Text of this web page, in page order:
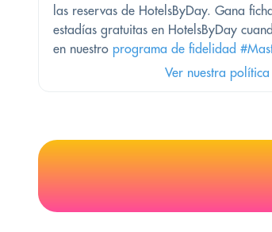
las reservas de HotelsByDay. Gana
estadías gratuitas en HotelsByDay
en nuestro programa de fidelidad
Ver nuestra